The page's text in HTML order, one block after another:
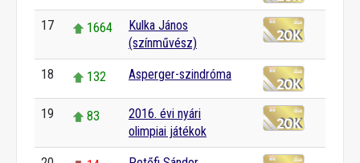
17 1664
Kulka János
(színművész)
18 132 Asperger-szindróma
19 83
2016. évi nyári
olimpiai játékok